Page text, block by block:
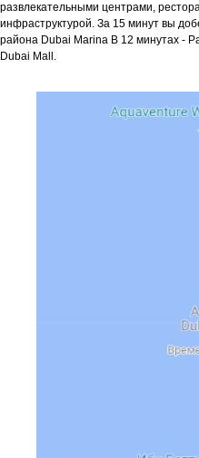
развлекательными центрами,
инфраструктурой. За 15 минут вы
района Dubai Marina В 12 минутах -
Dubai Mall.